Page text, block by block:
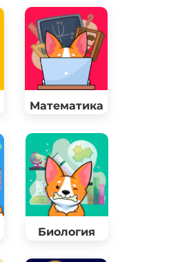
Математика
Биология